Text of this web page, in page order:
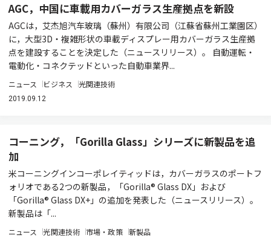
AGC，中国に車載用カバーガラス生産拠点を新設
AGCは，艾杰旭汽车玻璃（蘇州）有限公司（江蘇省蘇州工業園区）
に，大型3D・複雑形状の車載ディスプレー用カバーガラス生産拠
点を建設することを決定した（ニュースリリース）。 自動運転・
電動化・コネクテッドといった自動車業界...
ニュース ビジネス 光関連技術
2019.09.12
コーニング，「Gorilla Glass」シリーズに新製品を追
加
米コーニングインコーポレイティッドは，カバーガラスのポートフ
ォリオである2つの新製品，「Gorilla® Glass DX」および
「Gorilla® Glass DX+」の追加を発表した（ニュースリリース）。
新製品は「...
ニュース 光関連技術 市場・政策 新製品